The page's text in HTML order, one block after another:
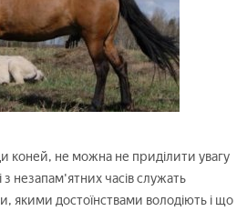
коней, не можна не приділити увагу
незапам'ятних часів служать
якими достоїнствами володіють і що